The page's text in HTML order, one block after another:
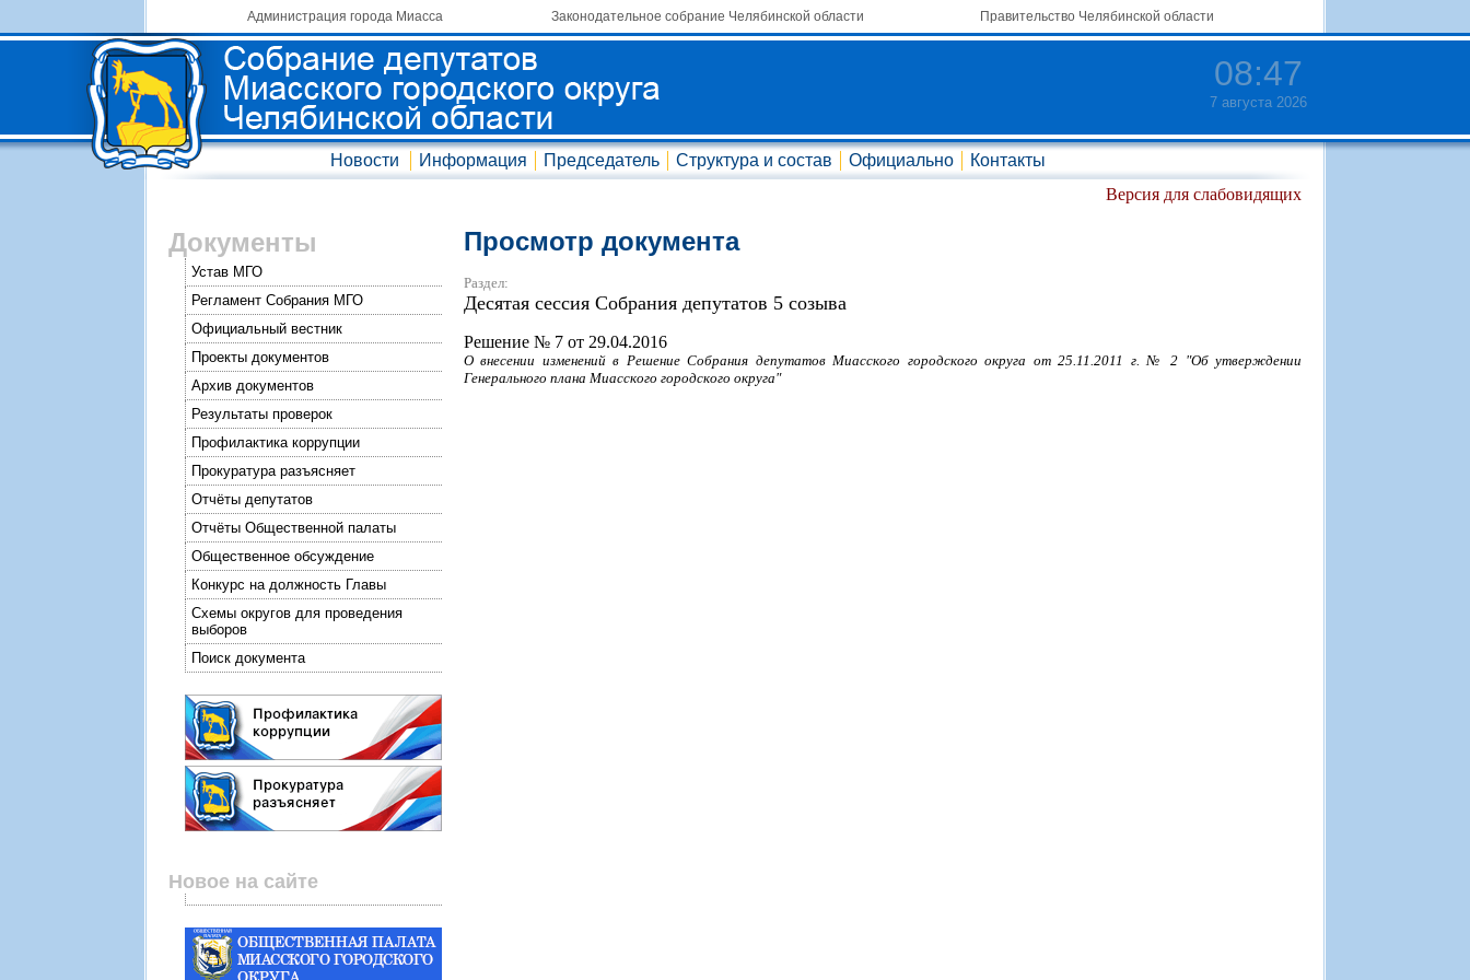
Администрация города Миасса Законодательное собрание Челябинской области Правительство Челябинской области
08:47
7 августа 2026
Новости Информация Председатель Структура и состав Официально
Контакты
Версия для слабовидящих
Документы
Устав МГО
Регламент Собрания МГО
Официальный вестник
Проекты документов
Архив документов
Результаты проверок
Профилактика коррупции
Прокуратура разъясняет
Отчёты депутатов
Отчёты Общественной палаты
Общественное обсуждение
Конкурс на должность Главы
Схемы округов для проведения
выборов
Поиск документа
Новое на сайте
Просмотр документа
Раздел:
Десятая сессия Собрания депутатов 5 созыва
Решение № 7 от 29.04.2016
О внесении изменений в Решение Собрания депутатов Миасского городского округа от 25.11.2011 г. № 2 "Об утверждении
Генерального плана Миасского городского округа"